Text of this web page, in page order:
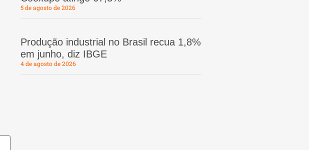
5 de agosto de 2026
Produção industrial no Brasil recua 1,8%
em junho, diz IBGE
4 de agosto de 2026